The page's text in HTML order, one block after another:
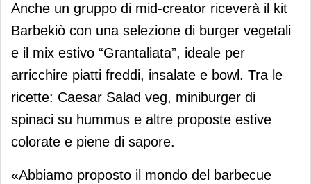
Anche un gruppo di mid-creator riceverà il kit
Barbekiò con una selezione di burger vegetali
e il mix estivo “Grantaliata”, ideale per
arricchire piatti freddi, insalate e bowl. Tra le
ricette: Caesar Salad veg, miniburger di
spinaci su hummus e altre proposte estive
colorate e piene di sapore.
«Abbiamo proposto il mondo del barbecue